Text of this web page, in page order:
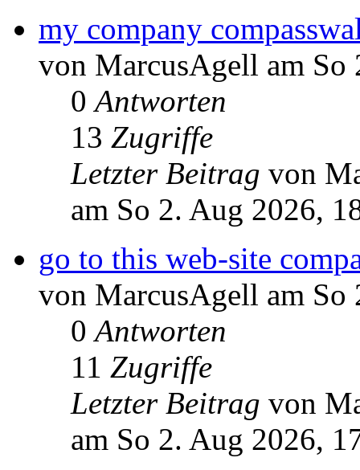
my company
von MarcusAgell am So
0Antworten
13 Zugriffe
Letzter Beitrag von
am So 2. Aug 2026,
go to this web-site
von MarcusAgell am So
0Antworten
11 Zugriffe
Letzter Beitrag von
am So 2. Aug 2026,